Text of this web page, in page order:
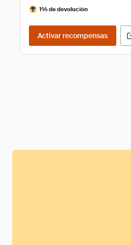
1% de devolución
Activar recompensas